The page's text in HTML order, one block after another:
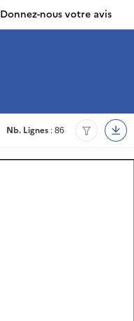
Donnez-nous votre avis
Nb. Lignes : 86